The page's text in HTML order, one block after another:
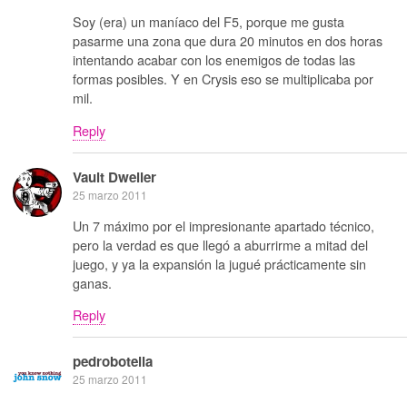
Soy (era) un maníaco del F5, porque me gusta
pasarme una zona que dura 20 minutos en dos horas
intentando acabar con los enemigos de todas las
formas posibles. Y en Crysis eso se multiplicaba por
mil.
Reply
Vault Dweller
25 marzo 2011
Un 7 máximo por el impresionante apartado técnico,
pero la verdad es que llegó a aburrirme a mitad del
juego, y ya la expansión la jugué prácticamente sin
ganas.
Reply
pedrobotella
25 marzo 2011